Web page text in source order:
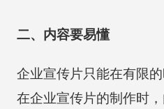
二、内容要易懂
企业宣传片只能在有限
在企业宣传片的制作时